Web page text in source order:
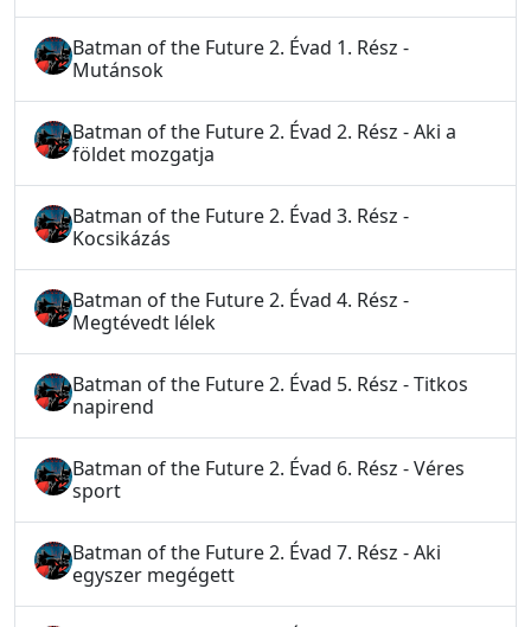
Batman of the Future 2. Évad 1. Rész -
Mutánsok
Batman of the Future 2. Évad 2. Rész - Aki a
földet mozgatja
Batman of the Future 2. Évad 3. Rész -
Kocsikázás
Batman of the Future 2. Évad 4. Rész -
Megtévedt lélek
Batman of the Future 2. Évad 5. Rész - Titkos
napirend
Batman of the Future 2. Évad 6. Rész - Véres
sport
Batman of the Future 2. Évad 7. Rész - Aki
egyszer megégett